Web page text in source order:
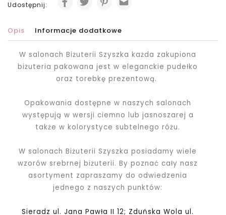
Udostępnij:
Opis Informacje dodatkowe
W salonach Biżuterii Szyszka każda zakupiona
biżuteria pakowana jestw eleganckie pudełko
oraz torebkę prezentową.
Opakowania dostępne w naszych salonach
występują w wersji ciemno lub jasnoszarej a
także w kolorystyce subtelnego różu.
W salonach Biżuterii Szyszka posiadamy wiele
wzorów srebrnej biżuterii. By poznać cały nasz
asortyment zapraszamy do odwiedzenia
jednego z naszych punktów:
Sieradz ul. Jana Pawła II 12; Zduńska Wola ul.